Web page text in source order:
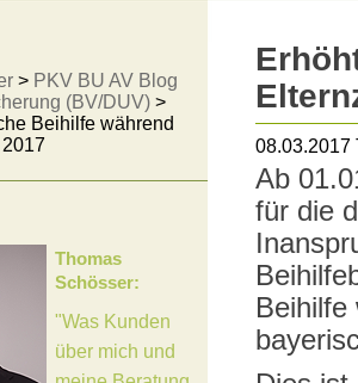
08.03.2017
Ab
für die
Beihilfe
> PKV BU AV Blog
(BV/DUV) >
Beihilfe während
Thomas
Schösser:
"Was Kunden
über mich und